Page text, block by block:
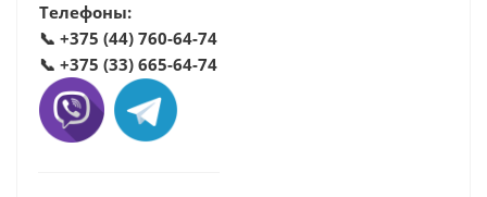
Телефоны:
📞 +375 (44) 760-64-74
📞 +375 (33) 665-64-74